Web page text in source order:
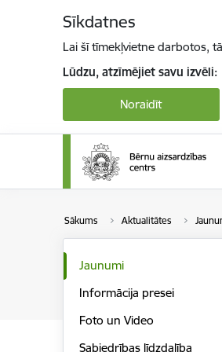
Sīkdatnes
Lai šī tīmekļvietne darbotos,
Lūdzu, atzīmējiet savu izvēli:
Noraidīt
Sākums Aktualitātes
Jaunumi
Informācija presei
Foto un Video
Sabiedrības līdzdalība